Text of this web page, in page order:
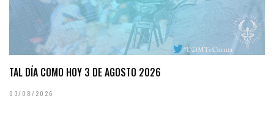
TAL DÍA COMO HOY 3 DE AGOSTO 2026
03/08/2026